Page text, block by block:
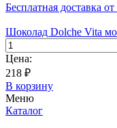
Бесплатная доставка от
Шоколад Dolche Vita
Цена:
218 ₽
В корзину
Меню
Каталог